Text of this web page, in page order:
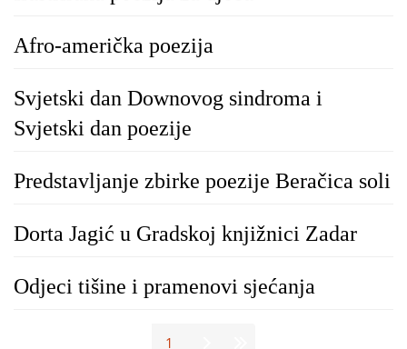
Afro-američka poezija
Svjetski dan Downovog sindroma i
Svjetski dan poezije
Predstavljanje zbirke poezije Beračica soli
Dorta Jagić u Gradskoj knjižnici Zadar
Odjeci tišine i pramenovi sjećanja
1